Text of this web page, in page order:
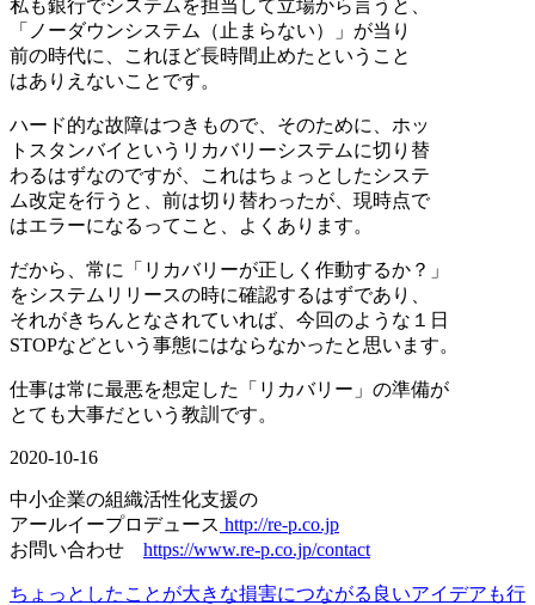
私も銀行でシステムを担当して立場から言うと、
「ノーダウンシステム（止まらない）」が当り
前の時代に、これほど長時間止めたということ
はありえないことです。
ハード的な故障はつきもので、そのために、ホッ
トスタンバイというリカバリーシステムに切り替
わるはずなのですが、これはちょっとしたシステ
ム改定を行うと、前は切り替わったが、現時点で
はエラーになるってこと、よくあります。
だから、常に「リカバリーが正しく作動するか？」
をシステムリリースの時に確認するはずであり、
それがきちんとなされていれば、今回のような１日
STOPなどという事態にはならなかったと思います。
仕事は常に最悪を想定した「リカバリー」の準備が
とても大事だという教訓です。
2020-10-16
中小企業の組織活性化支援の
アールイープロデュース http://re-p.co.jp
お問い合わせ https://www.re-p.co.jp/contact
ちょっとしたことが大きな損害につながる 良いアイデアも行